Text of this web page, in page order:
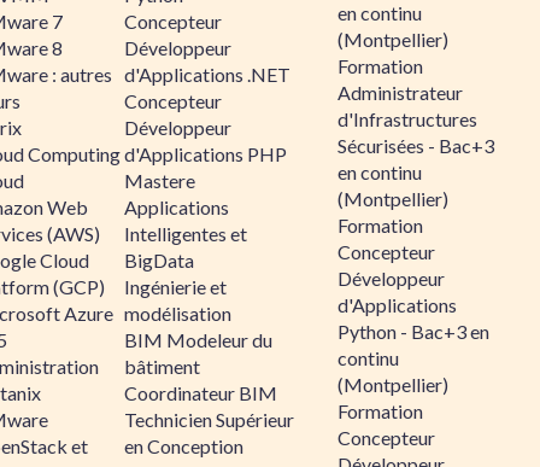
7
8
: autres
Computing
Web
(AWS)
Cloud
(GCP)
Azure
et
Concepteur
Développeur
d'Applications .NET
Concepteur
Développeur
d'Applications PHP
Mastere
Applications
Intelligentes et
BigData
Ingénierie et
modélisation
BIM Modeleur du
bâtiment
Coordinateur BIM
Technicien Supérieur
en Conception
en continu
(Montpellier)
Formation
Administrateur
d'Infrastructures
Sécurisées - Bac+3
en continu
(Montpellier)
Formation
Concepteur
Développeur
d'Applications
Python - Bac+3 en
continu
(Montpellier)
Formation
Concepteur